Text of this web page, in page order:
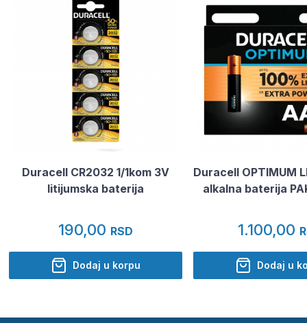
Duracell CR2032 1/1kom 3V
litijumska baterija
190,00 RSD
Dodaj u korpu
Duracell OPTIMUM
alkalna baterija
1.100,00
Dodaj u